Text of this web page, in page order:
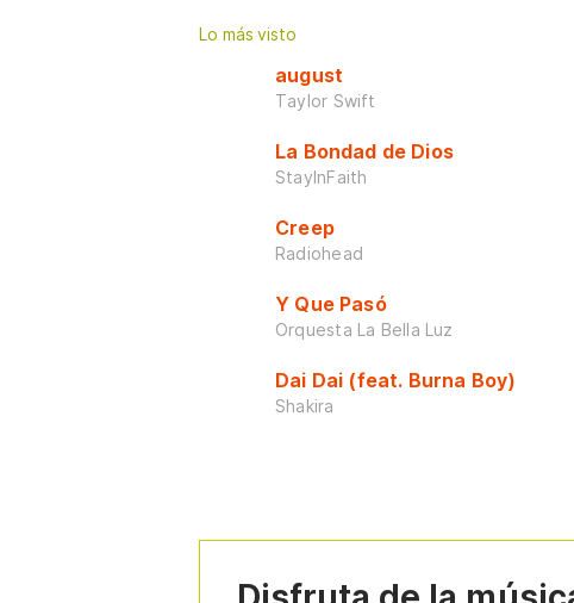
Lo más visto
august
Taylor Swift
La Bondad de Dios
StayInFaith
Creep
Radiohead
Y Que Pasó
Orquesta La Bella Luz
Dai Dai (feat. Burna Boy)
Shakira